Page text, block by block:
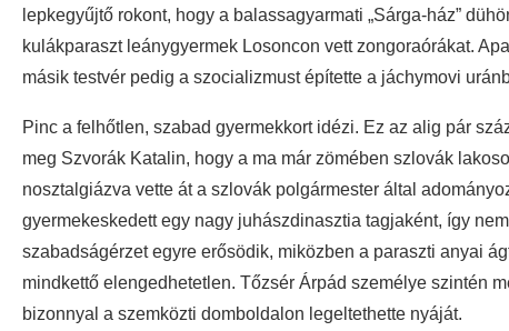
lepkegyűjtő rokont, hogy a balassagyarmati „Sárga-ház”
kulákparaszt leánygyermek Losoncon vett zongoraórákat.
másik testvér pedig a szocializmust építette a jáchymovi
Pinc a felhőtlen, szabad gyermekkort idézi. Ez az alig pár
meg Szvorák Katalin, hogy a ma már zömében szlovák
nosztalgiázva vette át a szlovák polgármester által
gyermekeskedett egy nagy juhászdinasztia tagjaként, így
szabadságérzet egyre erősödik, miközben a paraszti anyai
mindkettő elengedhetetlen. Tőzsér Árpád személye szintén
bizonnyal a szemközti domboldalon legeltethette nyáját.